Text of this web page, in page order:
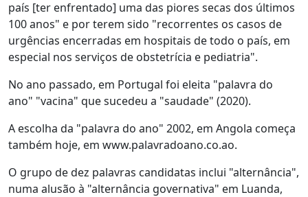
país [ter enfrentado] uma das piores secas dos últimos
100 anos" e por terem sido "recorrentes os casos de
urgências encerradas em hospitais de todo o país, em
especial nos serviços de obstetrícia e pediatria".
No ano passado, em Portugal foi eleita "palavra do
ano" "vacina" que sucedeu a "saudade" (2020).
A escolha da "palavra do ano" 2002, em Angola começa
também hoje, em www.palavradoano.co.ao.
O grupo de dez palavras candidatas inclui "alternância",
numa alusão à "alternância governativa" em Luanda,